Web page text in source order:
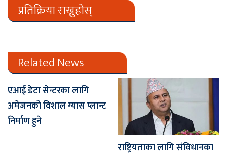
प्रतिक्रिया राख्नुहोस्
Related News
एआई डेटा सेन्टरका लागि
अमेजनको विशाल ग्यास प्लान्ट
निर्माण हुने
राष्ट्रियताका लागि संविधानका